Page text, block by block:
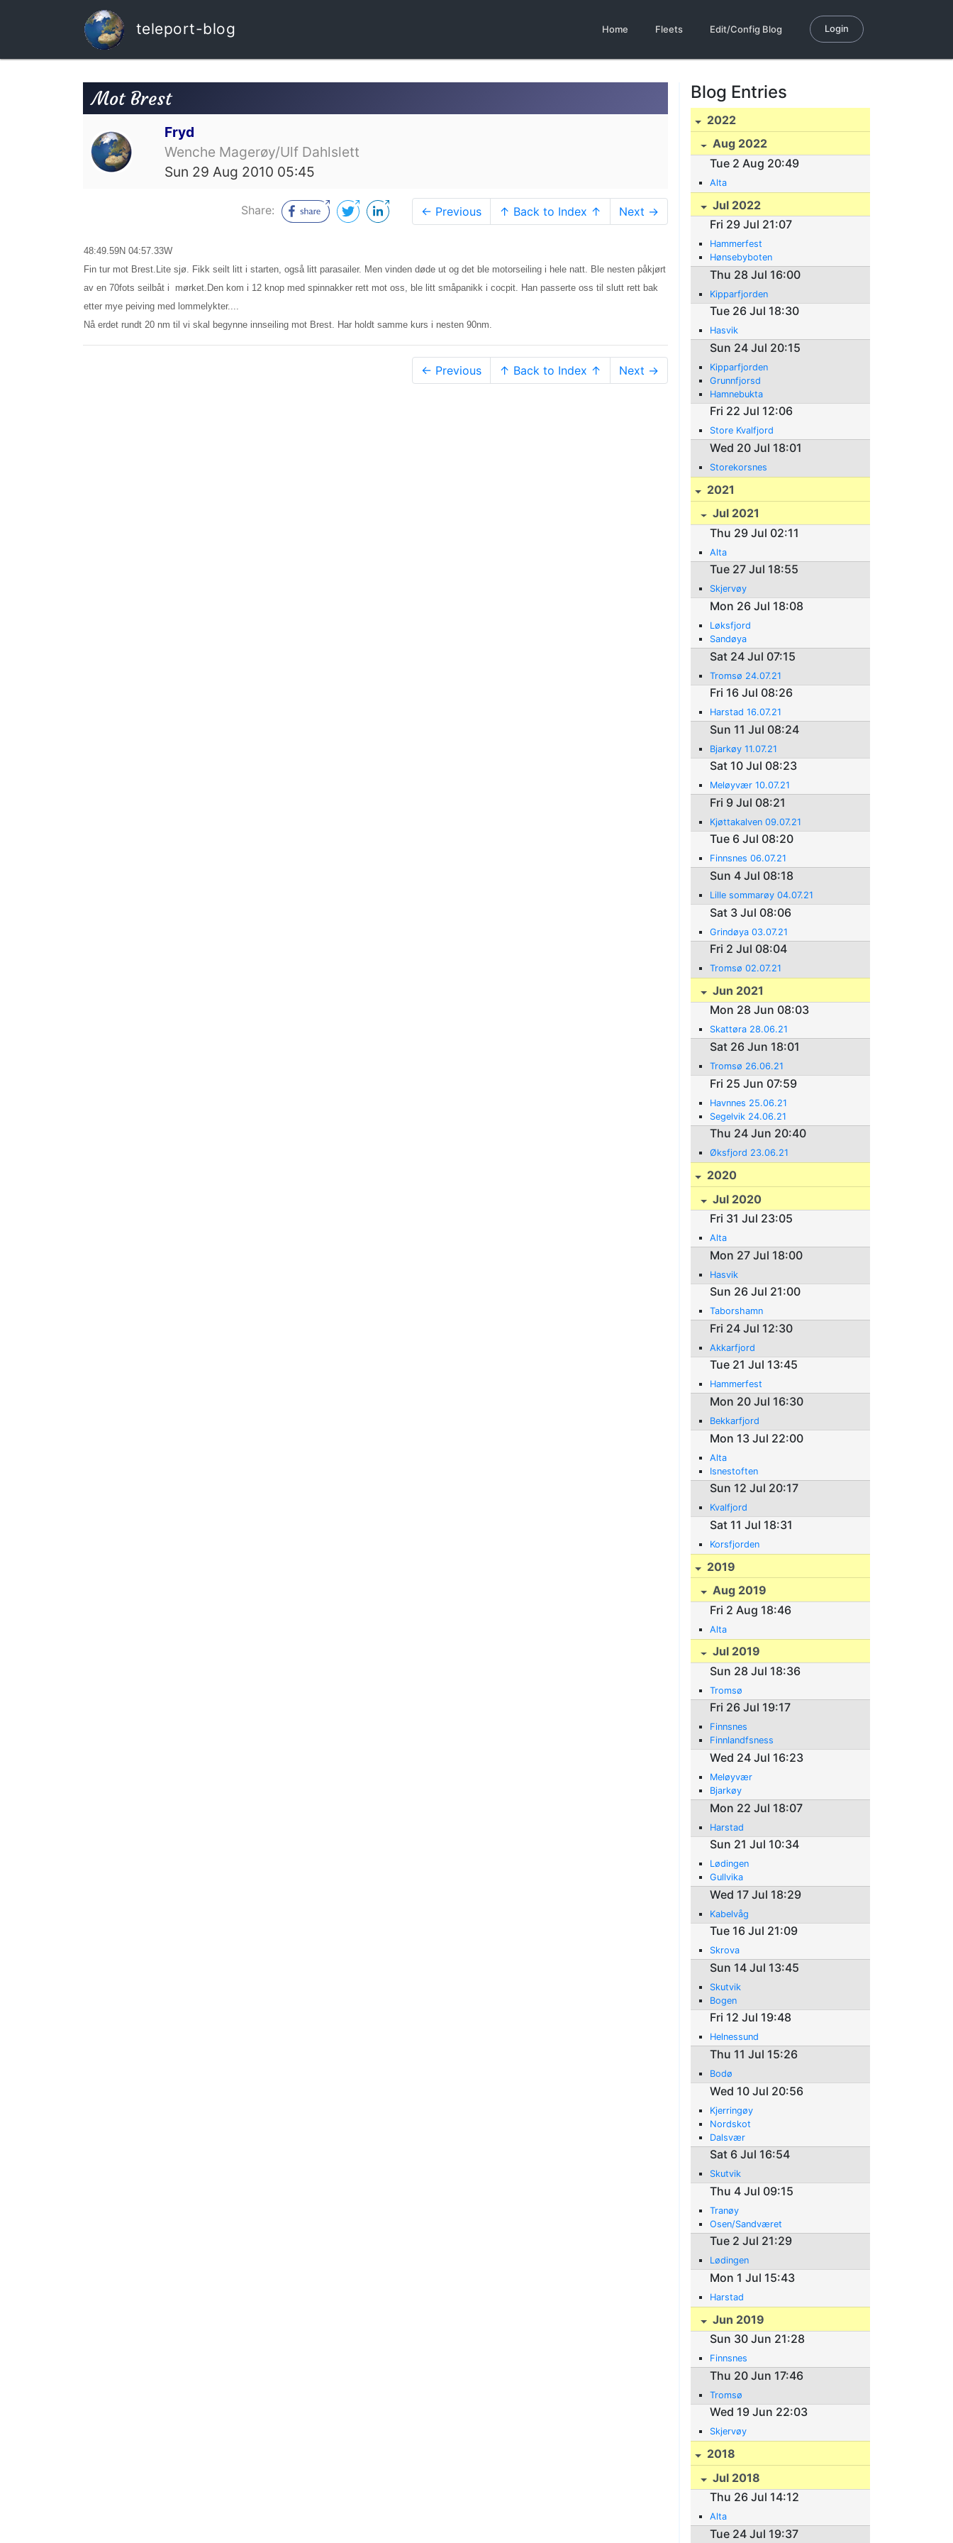
teleport-blog Home Fleets Edit/Config Blog Login
Mot Brest
Fryd
Wenche Magerøy/Ulf Dahlslett
Sun 29 Aug 2010 05:45
Share: ← Previous ↑ Back to Index ↑ Next →
48:49.59N 04:57.33W
Fin tur mot Brest.Lite sjø. Fikk seilt litt i starten, også litt parasailer. Men vinden døde ut og det ble motorseiling i hele natt. Ble nesten påkjørt
av en 70fots seilbåt i mørket.Den kom i 12 knop med spinnakker rett mot oss, ble litt småpanikk i cocpit. Han passerte oss til slutt rett bak
etter mye peiving med lommelykter....
Nå erdet rundt 20 nm til vi skal begynne innseiling mot Brest. Har holdt samme kurs i nesten 90nm.
← Previous ↑ Back to Index ↑ Next →
Blog Entries
2022
Aug 2022
Tue 2 Aug 20:49
Alta
Jul 2022
Fri 29 Jul 21:07
Hammerfest
Hønsebyboten
Thu 28 Jul 16:00
Kipparfjorden
Tue 26 Jul 18:30
Hasvik
Sun 24 Jul 20:15
Kipparfjorden
Grunnfjorsd
Hamnebukta
Fri 22 Jul 12:06
Store Kvalfjord
Wed 20 Jul 18:01
Storekorsnes
2021
Jul 2021
Thu 29 Jul 02:11
Alta
Tue 27 Jul 18:55
Skjervøy
Mon 26 Jul 18:08
Løksfjord
Sandøya
Sat 24 Jul 07:15
Tromsø 24.07.21
Fri 16 Jul 08:26
Harstad 16.07.21
Sun 11 Jul 08:24
Bjarkøy 11.07.21
Sat 10 Jul 08:23
Meløyvær 10.07.21
Fri 9 Jul 08:21
Kjøttakalven 09.07.21
Tue 6 Jul 08:20
Finnsnes 06.07.21
Sun 4 Jul 08:18
Lille sommarøy 04.07.21
Sat 3 Jul 08:06
Grindøya 03.07.21
Fri 2 Jul 08:04
Tromsø 02.07.21
Jun 2021
Mon 28 Jun 08:03
Skattøra 28.06.21
Sat 26 Jun 18:01
Tromsø 26.06.21
Fri 25 Jun 07:59
Havnnes 25.06.21
Segelvik 24.06.21
Thu 24 Jun 20:40
Øksfjord 23.06.21
2020
Jul 2020
Fri 31 Jul 23:05
Alta
Mon 27 Jul 18:00
Hasvik
Sun 26 Jul 21:00
Taborshamn
Fri 24 Jul 12:30
Akkarfjord
Tue 21 Jul 13:45
Hammerfest
Mon 20 Jul 16:30
Bekkarfjord
Mon 13 Jul 22:00
Alta
Isnestoften
Sun 12 Jul 20:17
Kvalfjord
Sat 11 Jul 18:31
Korsfjorden
2019
Aug 2019
Fri 2 Aug 18:46
Alta
Jul 2019
Sun 28 Jul 18:36
Tromsø
Fri 26 Jul 19:17
Finnsnes
Finnlandfsness
Wed 24 Jul 16:23
Meløyvær
Bjarkøy
Mon 22 Jul 18:07
Harstad
Sun 21 Jul 10:34
Lødingen
Gullvika
Wed 17 Jul 18:29
Kabelvåg
Tue 16 Jul 21:09
Skrova
Sun 14 Jul 13:45
Skutvik
Bogen
Fri 12 Jul 19:48
Helnessund
Thu 11 Jul 15:26
Bodø
Wed 10 Jul 20:56
Kjerringøy
Nordskot
Dalsvær
Sat 6 Jul 16:54
Skutvik
Thu 4 Jul 09:15
Tranøy
Osen/Sandværet
Tue 2 Jul 21:29
Lødingen
Mon 1 Jul 15:43
Harstad
Jun 2019
Sun 30 Jun 21:28
Finnsnes
Thu 20 Jun 17:46
Tromsø
Wed 19 Jun 22:03
Skjervøy
2018
Jul 2018
Thu 26 Jul 14:12
Alta
Tue 24 Jul 19:37